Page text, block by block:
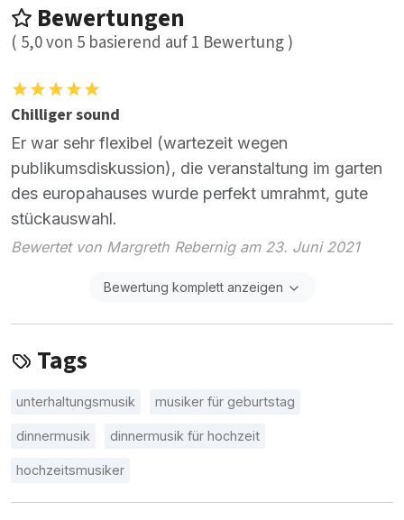
Bewertungen
( 5,0von 5 basierend auf1 Bewertung )
Chilliger sound
Er war sehr flexibel (wartezeit wegen
publikumsdiskussion), die veranstaltung im garten
des europahauses wurde perfekt umrahmt, gute
stückauswahl.
Bewertet von Margreth Rebernig am 23. Juni 2021
Bewertung komplett anzeigen
Tags
unterhaltungsmusik musiker für geburtstag
dinnermusik dinnermusik für hochzeit
hochzeitsmusiker